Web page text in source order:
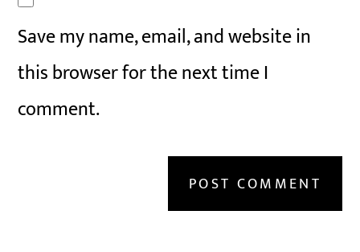
Save my name, email, and website in
this browser for the next time I
comment.